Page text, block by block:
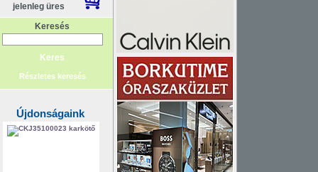
jelenleg üres
Keresés
Részletes keresés
Újdonságaink